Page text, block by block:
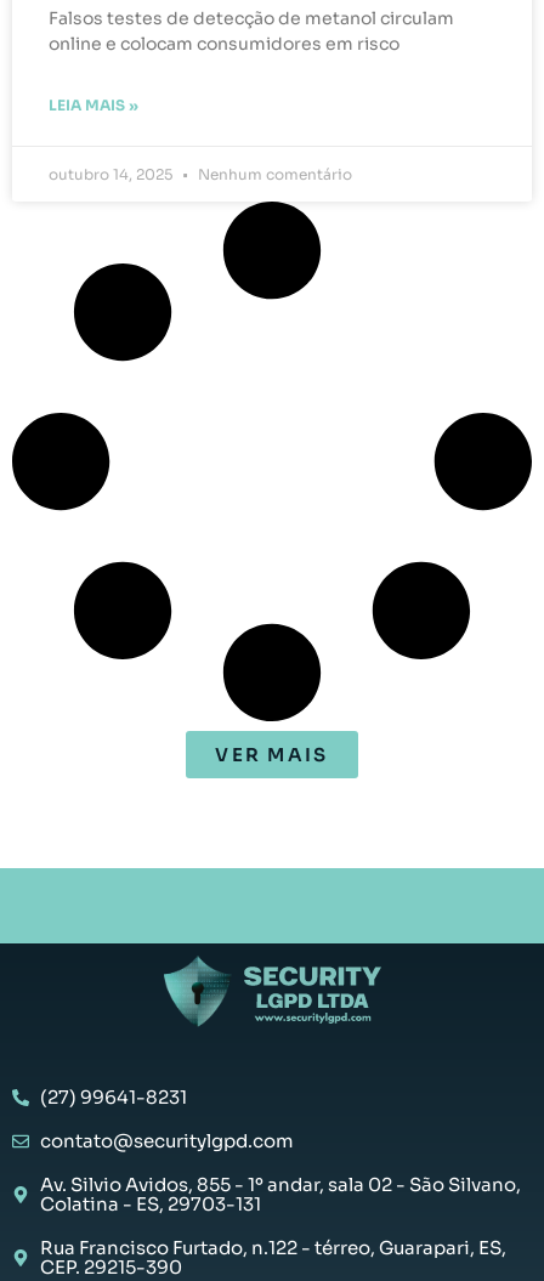
Falsos testes de detecção de metanol circulam
online e colocam consumidores em risco
LEIA MAIS »
outubro 14, 2025 Nenhum comentário
VER MAIS
(27) 99641-8231
contato@securitylgpd.com
Av. Silvio Avidos, 855 - 1º andar, sala 02 - São Silvano,
Colatina - ES, 29703-131
Rua Francisco Furtado, n.122 - térreo, Guarapari, ES,
CEP. 29215-390